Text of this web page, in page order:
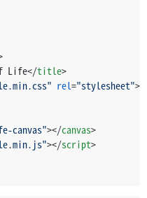
{
Life</title>
rel="stylesheet">
canvas"></canvas>
></script>